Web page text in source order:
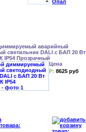
аварийный
светильник DALI с БАП 20 Вт
IP54 Прозрачный
Цена
Р: 8625 руб